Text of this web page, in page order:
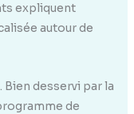
expliquent
autour de
Bien desservi par la
de